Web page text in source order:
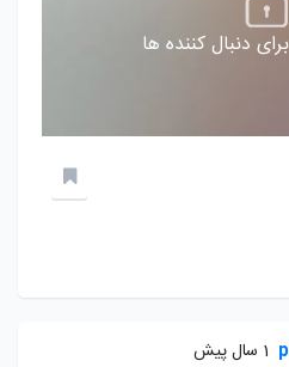
دنبال کننده ها
1 سال پیش